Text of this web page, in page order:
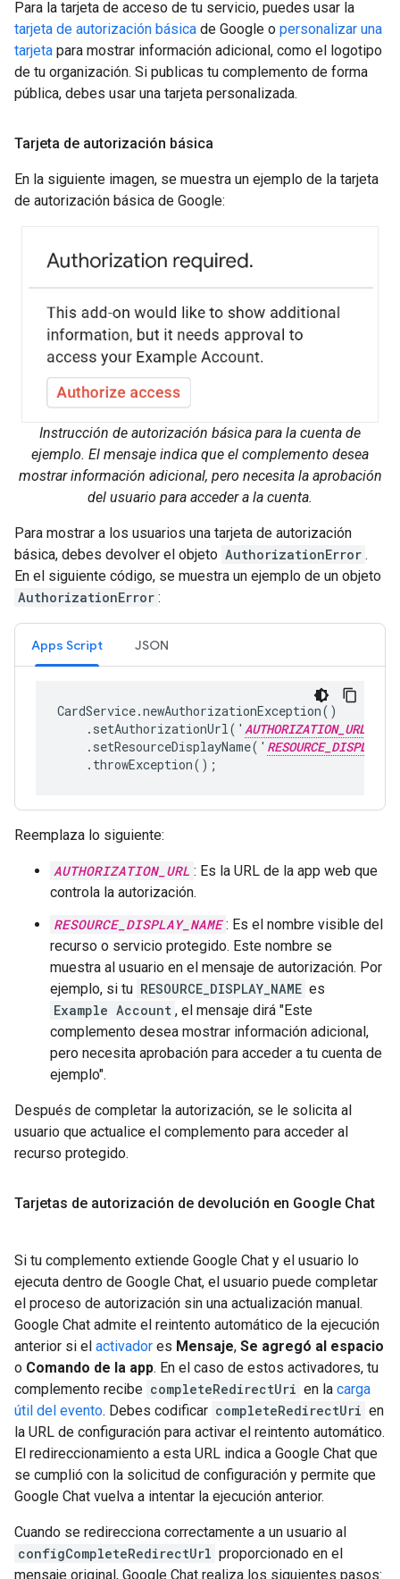
Para la tarjeta de acceso de tu servicio, puedes usar la
tarjeta de autorización básica de Google o personalizar una
tarjeta para mostrar información adicional, como el logotipo
de tu organización. Si publicas tu complemento de forma
pública, debes usar una tarjeta personalizada.
Tarjeta de autorización básica
En la siguiente imagen, se muestra un ejemplo de la tarjeta
de autorización básica de Google:
Instrucción de autorización básica para la cuenta de
ejemplo. El mensaje indica que el complemento desea
mostrar información adicional, pero necesita la aprobación
del usuario para acceder a la cuenta.
Para mostrar a los usuarios una tarjeta de autorización
básica, debes devolver el objeto AuthorizationError .
En el siguiente código, se muestra un ejemplo de un objeto
AuthorizationError :
Apps Script JSON
CardService.newAuthorizationException()
    .setAuthorizationUrl('
AUTHORIZATION_URL
    .setResourceDisplayName('
    .throwException();
Reemplaza lo siguiente:
AUTHORIZATION_URL : Es la URL de la app web que
controla la autorización.
RESOURCE_DISPLAY_NAME : Es el nombre visible del
recurso o servicio protegido. Este nombre se
muestra al usuario en el mensaje de autorización. Por
ejemplo, si tu RESOURCE_DISPLAY_NAME es
Example Account , el mensaje dirá "Este
complemento desea mostrar información adicional,
pero necesita aprobación para acceder a tu cuenta de
ejemplo".
Después de completar la autorización, se le solicita al
usuario que actualice el complemento para acceder al
recurso protegido.
Tarjetas de autorización de devolución en Google Chat
Si tu complemento extiende Google Chat y el usuario lo
ejecuta dentro de Google Chat, el usuario puede completar
el proceso de autorización sin una actualización manual.
Google Chat admite el reintento automático de la ejecución
anterior si el activador es Mensaje, Se agregó al espacio
o Comando de la app. En el caso de estos activadores, tu
complemento recibe completeRedirectUri en la carga
útil del evento. Debes codificar completeRedirectUri en
la URL de configuración para activar el reintento automático.
El redireccionamiento a esta URL indica a Google Chat que
se cumplió con la solicitud de configuración y permite que
Google Chat vuelva a intentar la ejecución anterior.
Cuando se redirecciona correctamente a un usuario al
configCompleteRedirectUrl proporcionado en el
mensaje original, Google Chat realiza los siguientes pasos: